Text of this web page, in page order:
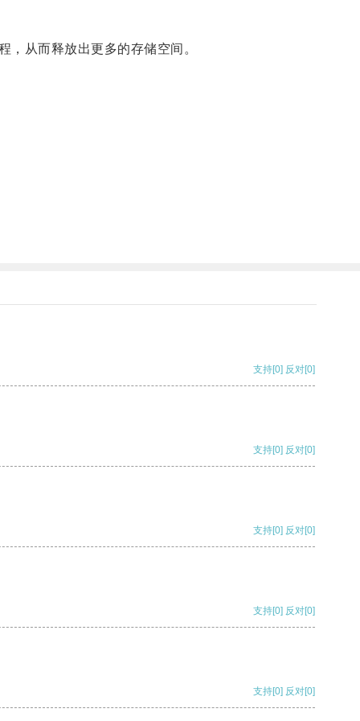
从而释放出更多的存储空间。
支持[0] 反对[0]
支持[0] 反对[0]
支持[0] 反对[0]
支持[0] 反对[0]
支持[0] 反对[0]